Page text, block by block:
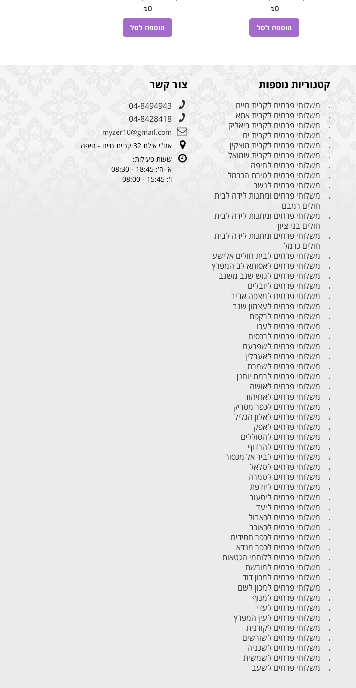
₪0
הוספה לסל
₪0
הוספה לסל
קטגוריות נוספות
משלוחי פרחים לקרית חיים
משלוחי פרחים לקרית אתא
משלוחי פרחים לקרית ביאליק
משלוחי פרחים לקרית ים
משלוחי פרחים לקרית מוצקין
משלוחי פרחים לקרית שמואל
משלוחי פרחים לחיפה
משלוחי פרחים לטירת הכרמל
משלוחי פרחים לנשר
משלוחי פרחים ומתנות לידה לבית
חולים רמבם
משלוחי פרחים ומתנות לידה לבית
חולים בני ציון
משלוחי פרחים ומתנות לידה לבית
חולים כרמל
משלוחי פרחים לבית חולים אלישע
משלוחי פרחים לאסותא לב המפרץ
משלוחי פרחים לגוש שגב משגב
משלוחי פרחים ליובלים
משלוחי פרחים למצפה אביב
משלוחי פרחים לעצמון שגב
משלוחי פרחים לרקפת
משלוחי פרחים לעכו
משלוחי פרחים לרכסים
משלוחי פרחים לשפרעם
משלוחי פרחים לאעבלין
משלוחי פרחים לשמרת
משלוחי פרחים לרמת יוחנן
משלוחי פרחים לאושה
משלוחי פרחים לאחיהוד
משלוחי פרחים לכפר מסריק
משלוחי פרחים לאלון הגליל
משלוחי פרחים לאפק
משלוחי פרחים להסוללים
משלוחי פרחים להרדוף
משלוחי פרחים לביר אל מכסור
משלוחי פרחים לטלאל
משלוחי פרחים לטמרה
משלוחי פרחים ליודפת
משלוחי פרחים ליסעור
משלוחי פרחים ליעד
משלוחי פרחים לכאבול
משלוחי פרחים לכאוכב
משלוחי פרחים לכפר חסידים
משלוחי פרחים לכפר מנדא
משלוחי פרחים ללוחמי הגטאות
משלוחי פרחים למורשת
משלוחי פרחים למכון דוד
משלוחי פרחים למכון לשם
משלוחי פרחים למנוף
משלוחי פרחים לעדי
משלוחי פרחים לעין המפרץ
משלוחי פרחים לקורנית
משלוחי פרחים לשורשים
משלוחי פרחים לשכניה
משלוחי פרחים לשמשית
משלוחי פרחים לשעב
צור קשר
04-8494943
04-8428418
myzer10@gmail.com
אח"י אילת 32 קריית חיים - חיפה
שעות פעילות:
א'-ה': 18:45 - 08:30
ו': 15:45 - 08:00